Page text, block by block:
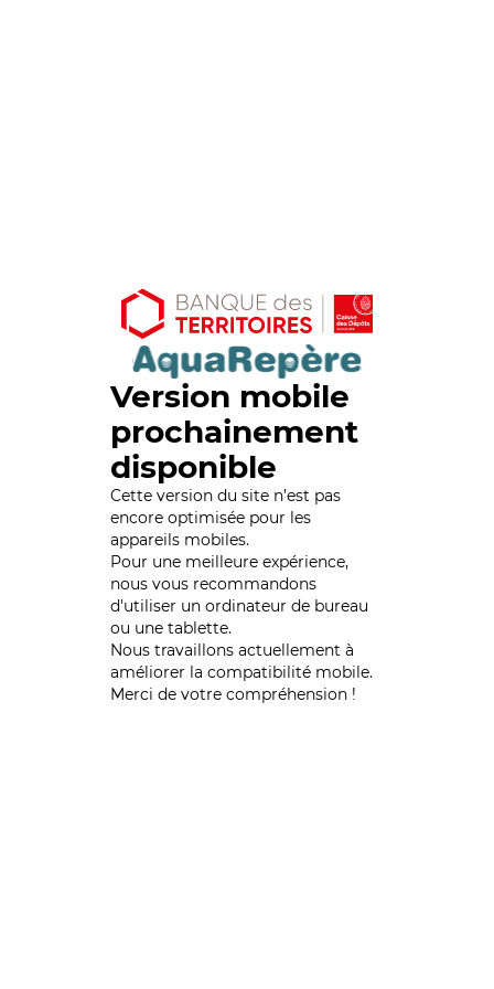
Version mobile
prochainement
disponible
Cette version du site n’est pas
encore optimisée pour les
appareils mobiles.
Pour une meilleure expérience,
nous vous recommandons
d'utiliser un ordinateur de bureau
ou une tablette.
Nous travaillons actuellement à
améliorer la compatibilité mobile.
Merci de votre compréhension !